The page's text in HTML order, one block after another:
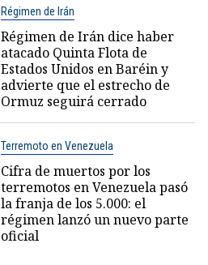
Régimen de Irán
Régimen de Irán dice haber
atacado Quinta Flota de
Estados Unidos en Baréin y
advierte que el estrecho de
Ormuz seguirá cerrado
Terremoto en Venezuela
Cifra de muertos por los
terremotos en Venezuela pasó
la franja de los 5.000: el
régimen lanzó un nuevo parte
oficial